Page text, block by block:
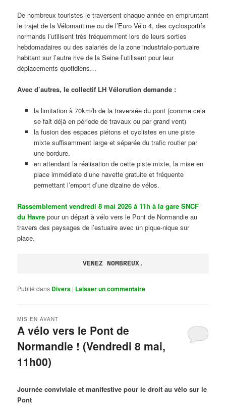
De nombreux touristes le traversent chaque année en empruntant
le trajet de la Vélomaritime ou de l’Euro Vélo 4, des cyclosportifs
normands l’utilisent très fréquemment lors de leurs sorties
hebdomadaires ou des salariés de la zone industrialo-portuaire
habitant sur l’autre rive de la Seine l’utilisent pour leur
déplacements quotidiens…
Avec d’autres, le collectif LH Vélorution demande :
la limitation à 70km/h de la traversée du pont (comme cela
se fait déjà en période de travaux ou par grand vent)
la fusion des espaces piétons et cyclistes en une piste
mixte suffisamment large et séparée du trafic routier par
une bordure.
en attendant la réalisation de cette piste mixte, la mise en
place immédiate d’une navette gratuite et fréquente
permettant l’emport d’une dizaine de vélos.
Rassemblement vendredi 8 mai 2026 à 11h à la gare SNCF
du Havre pour un départ à vélo vers le Pont de Normandie au
travers des paysages de l’estuaire avec un pique-nique sur
place.
VENEZ NOMBREUX.
Publié dans Divers | Laisser un commentaire
A vélo vers le Pont de
Normandie ! (Vendredi 8 mai,
11h00)
MIS EN AVANT
Journée conviviale et manifestive pour le droit au vélo sur le
Pont